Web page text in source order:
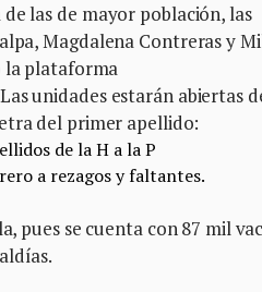
las de mayor población, las
Magdalena Contreras y
la plataforma
unidades estarán abiertas
del primer apellido:
de la H a la P
a rezagos y faltantes.
pues se cuenta con 87 mil